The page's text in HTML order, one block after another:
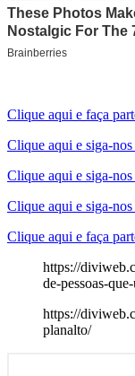
Clique aqui e faça
Clique aqui e siga-
Clique aqui e siga-
Clique aqui e siga-
Clique aqui e faça
https://
de-pessoas-
https://
planalto/